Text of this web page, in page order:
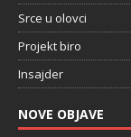
Srce u olovci
Projekt biro
Insajder
NOVE OBJAVE